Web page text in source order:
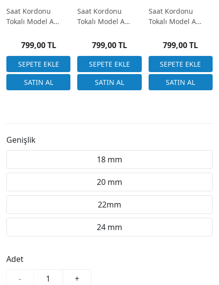
Saat Kordonu
Tokalı Model A
Altın Rengi 18-20-
799,00 TL
Saat Kordonu
Tokalı Model A
18-20-22-24mm
799,00 TL
Saat Kordonu
Tokalı Model A
Siyah 18-20-22-
799,00 TL
Genişlik
18 mm
20 mm
22mm
24 mm
Adet
-
+